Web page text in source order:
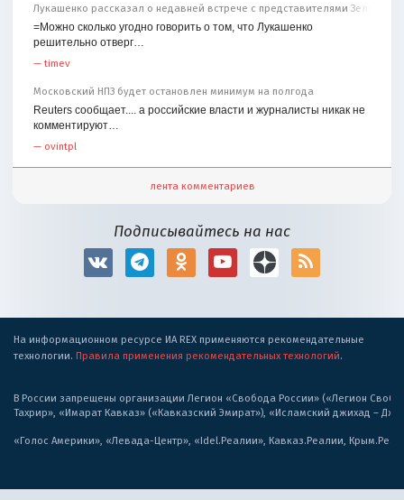
Лукашенко рассказал о недавней встрече с представителями
=Можно сколько угодно говорить о том, что Лукашенко
решительно отверг…
—timev
Московский НПЗ будет остановлен минимум на полгода
Reuters сообщает.... а российские власти и журналисты никак не
комментируют…
— ovintpl
лента комментариев
Подписывайтесь на нас
На информационном ресурсе ИА REX применяются рекомендательные
технологии. Правила применения рекомендательных технологий.
В России запрещены организации Легион «Свобода России» («Легион
Тахрир», «Имарат Кавказ» («Кавказский Эмират»), «Исламский джихад –
«Голос Америки», «Левада-Центр», «Idel.Реалии», Кавказ.Реалии,